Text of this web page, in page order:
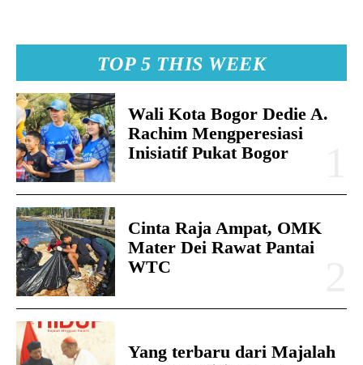
TOP 5 THIS WEEK
Wali Kota Bogor Dedie A.
Rachim Mengperesiasi
Inisiatif Pukat Bogor
Cinta Raja Ampat, OMK
Mater Dei Rawat Pantai
WTC
Yang terbaru dari Majalah